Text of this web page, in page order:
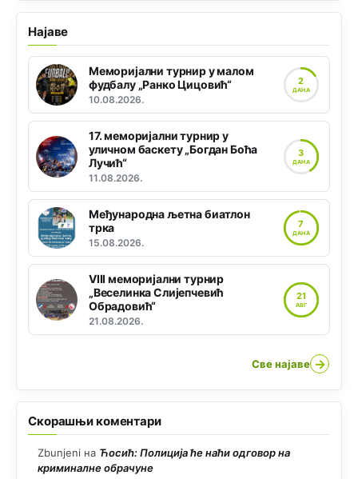
Најаве
Меморијални турнир у малом
фудбалу „Ранко Цицовић“
10.08.2026.
2
ДАНА
17. меморијални турнир у
уличном баскету „Богдан Боћа
Лучић“
11.08.2026.
3
ДАНА
Међународна љетна биатлон
трка
15.08.2026.
7
ДАНА
VIII меморијални турнир
„Веселинка Слијепчевић
Обрадовић“
21.08.2026.
21
АВГ
Све најаве →
Скорашњи коментари
Zbunjeni на Ћосић: Полиција ће наћи одговор на
криминалне обрачуне